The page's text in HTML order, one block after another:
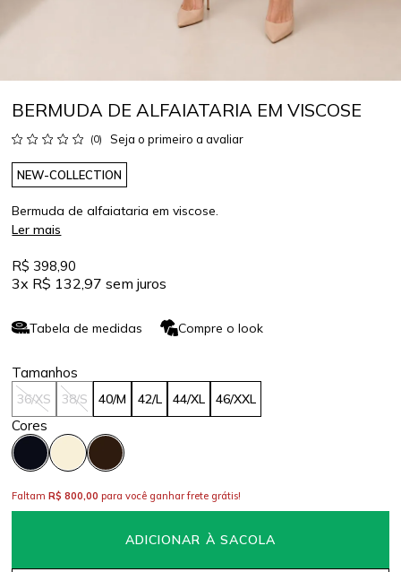
BERMUDA DE ALFAIATARIA EM VISCOSE
(0) Seja o primeiro a avaliar
NEW-COLLECTION
Bermuda de alfaiataria em viscose.
Ler mais
R$ 398,90
3x R$ 132,97sem juros
Tabela de medidas Compre o look
36/XS 38/S 40/M 42/L 44/XL 46/XXL
ADICIONAR À SACOLA
FaltamR$ 800,00 para você ganhar frete grátis!